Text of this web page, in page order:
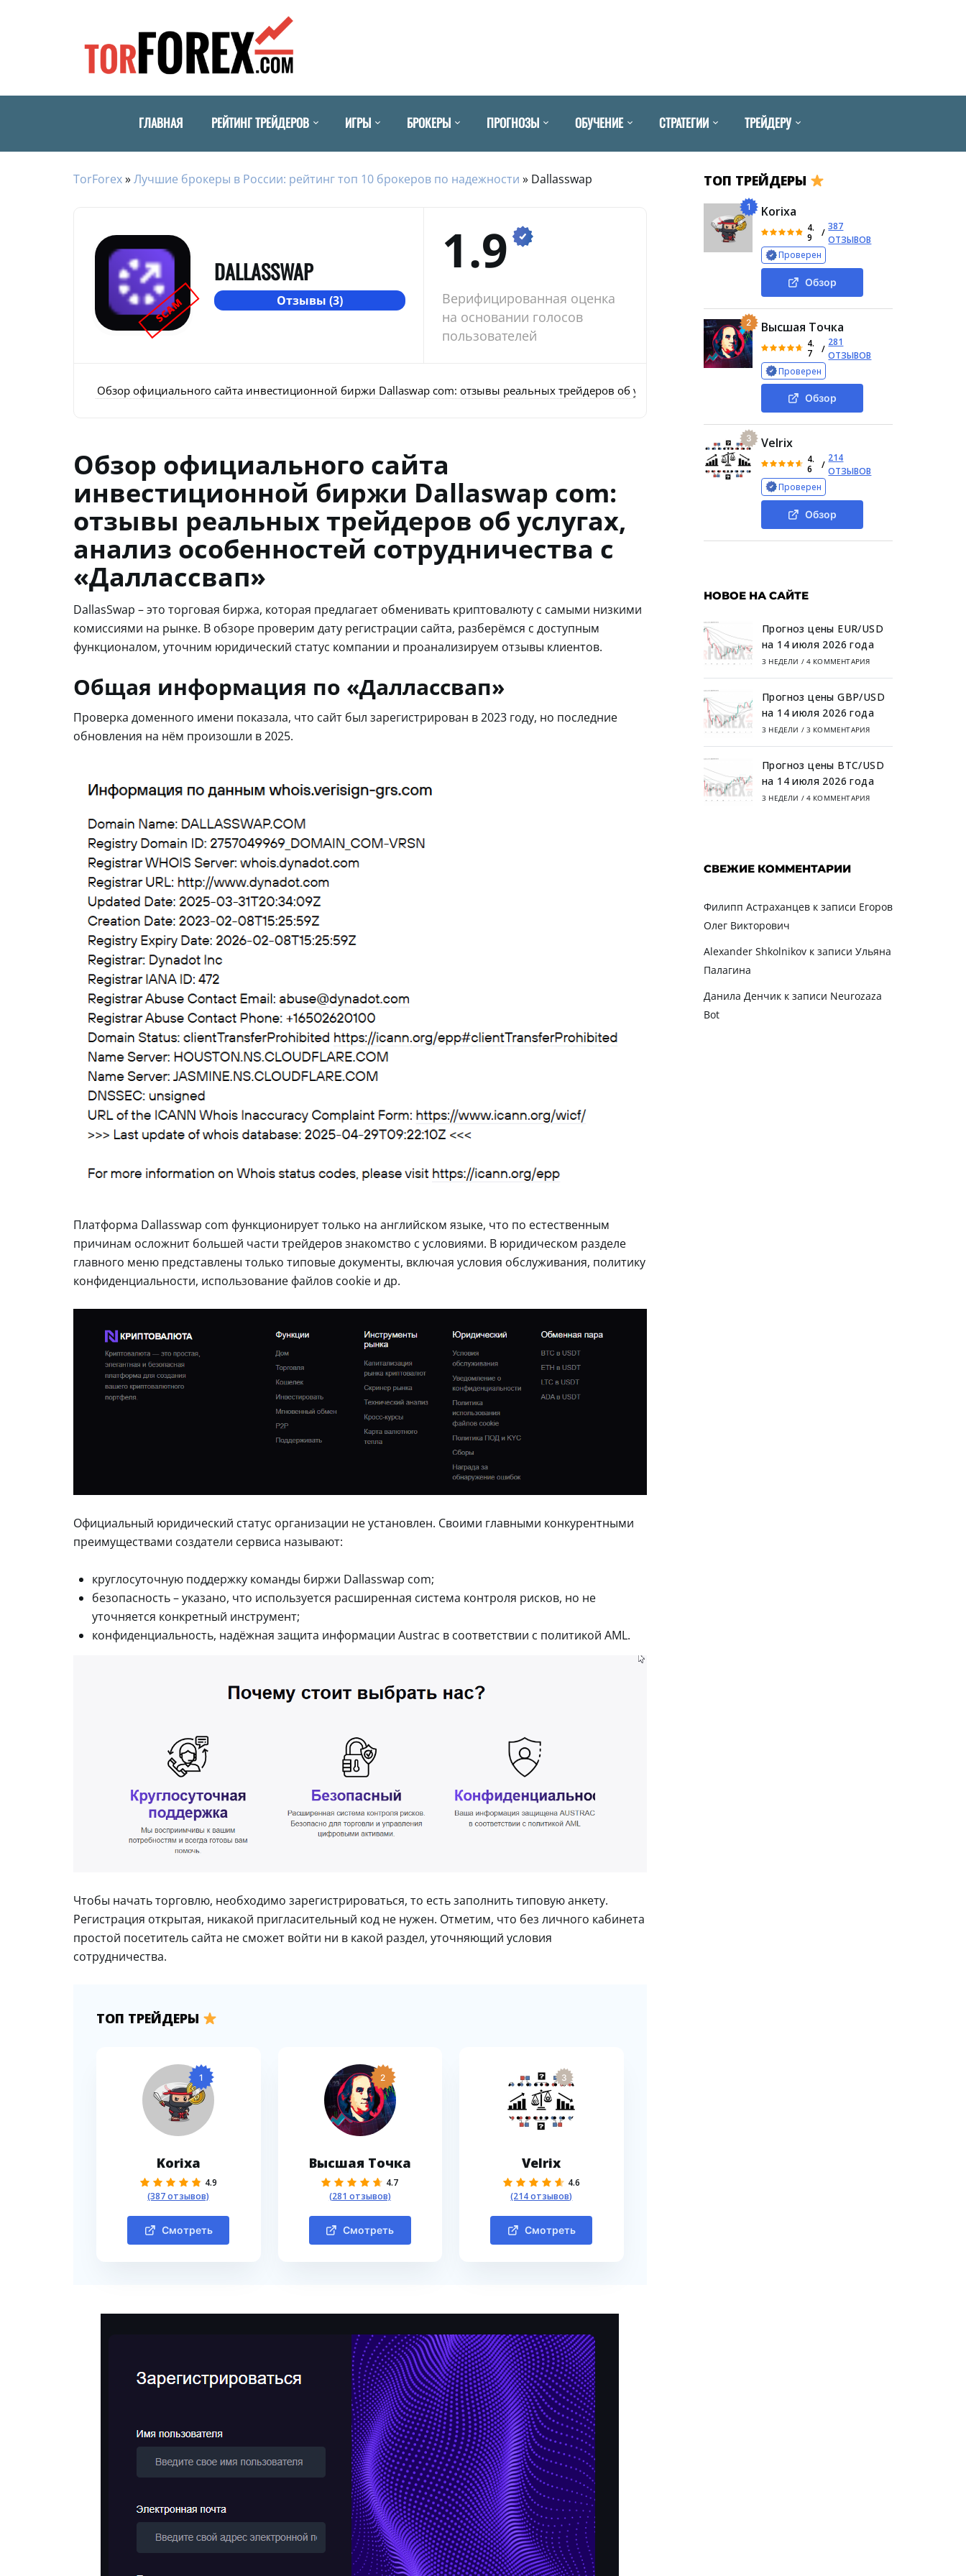
ГЛАВНАЯ РЕЙТИНГ ТРЕЙДЕРОВ ИГРЫ БРОКЕРЫ ПРОГНОЗЫ ОБУЧЕНИЕ СТРАТЕГИИ ТРЕЙДЕРУ
TorForex»Лучшие брокеры в России: рейтинг топ 10 брокеров по надежности » Dallasswap
SCAM
DALLASSWAP
Отзывы (3)
1.9
Верифицированная оценка
на основании голосов
пользователей
Обзор официального сайта инвестиционной биржи Dallaswap com: отзывы реальных трейдеров об услугах, анализ особенностей сотрудничества с «Даллассвап»
Обзор официального сайта
инвестиционной биржи Dallaswap com:
отзывы реальных трейдеров об услугах,
анализ особенностей сотрудничества с
«Даллассвап»
DallasSwap – это торговая биржа, которая предлагает обменивать криптовалюту с самыми низкими
комиссиями на рынке. В обзоре проверим дату регистрации сайта, разберёмся с доступным
функционалом, уточним юридический статус компании и проанализируем отзывы клиентов.
Общая информация по «Даллассвап»
Проверка доменного имени показала, что сайт был зарегистрирован в 2023 году, но последние
обновления на нём произошли в 2025.
Платформа Dallasswap com функционирует только на английском языке, что по естественным
причинам осложнит большей части трейдеров знакомство с условиями. В юридическом разделе
главного меню представлены только типовые документы, включая условия обслуживания, политику
конфиденциальности, использование файлов cookie и др.
Официальный юридический статус организации не установлен. Своими главными конкурентными
преимуществами создатели сервиса называют:
круглосуточную поддержку команды биржи Dallasswap com;
безопасность – указано, что используется расширенная система контроля рисков, но не
уточняется конкретный инструмент;
конфиденциальность, надёжная защита информации Austrac в соответствии с политикой AML.
Чтобы начать торговлю, необходимо зарегистрироваться, то есть заполнить типовую анкету.
Регистрация открытая, никакой пригласительный код не нужен. Отметим, что без личного кабинета
простой посетитель сайта не сможет войти ни в какой раздел, уточняющий условия
сотрудничества.
ТОП ТРЕЙДЕРЫ
1
Korixa
4.9
(387 отзывов)
Смотреть
2
Высшая Точка
4.7
(281 отзывов)
Смотреть
3
Velrix
4.6
(214 отзывов)
Смотреть
ТОП ТРЕЙДЕРЫ
1 Korixa
4.
9
/
387
ОТЗЫВОВ
Проверен
Обзор
2 Высшая Точка
4.
7
/
281
ОТЗЫВОВ
Проверен
Обзор
3 Velrix
4.
6
/
214
ОТЗЫВОВ
Проверен
Обзор
НОВОЕ НА САЙТЕ
Прогноз цены EUR/USD
на 14 июля 2026 года
3 НЕДЕЛИ / 4 КОММЕНТАРИЯ
Прогноз цены GBP/USD
на 14 июля 2026 года
3 НЕДЕЛИ / 3 КОММЕНТАРИЯ
Прогноз цены BTC/USD
на 14 июля 2026 года
3 НЕДЕЛИ / 4 КОММЕНТАРИЯ
СВЕЖИЕ КОММЕНТАРИИ
Филипп Астраханцевк записи Егоров
Олег Викторович
Alexander Shkolnikovк записи Ульяна
Палагина
Данила Денчикк записи Neurozaza
Bot